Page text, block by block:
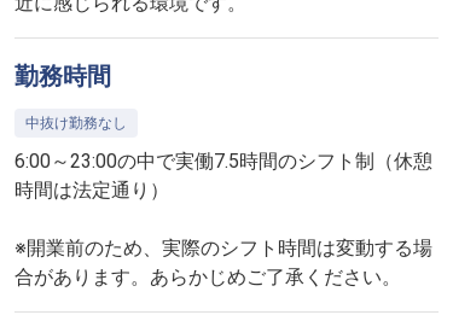
勤務時間
中抜け勤務なし
6:00～23:00の中で実働7.5時間のシフト制（休憩
時間は法定通り）
※開業前のため、実際のシフト時間は変動する場
合があります。あらかじめご了承ください。